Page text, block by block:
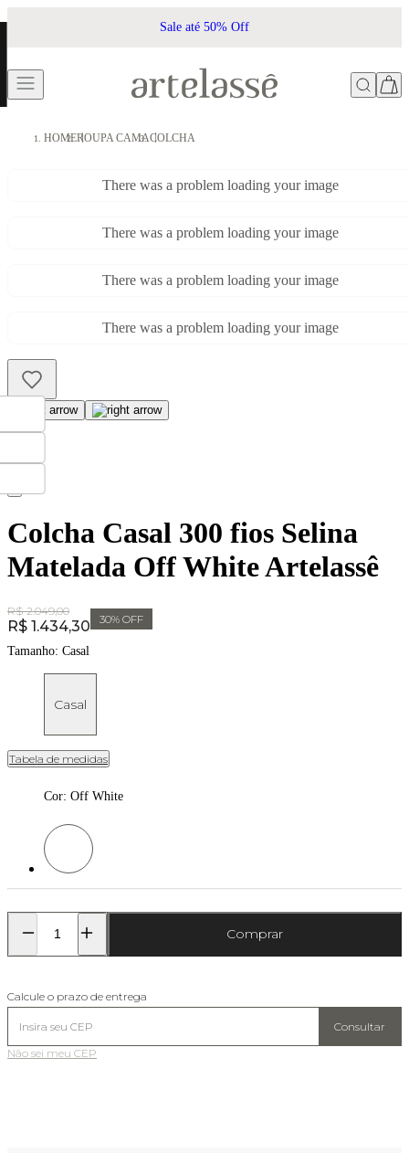
Sale até 50% Off
HOMEROUPA CAMACOLCHA
There was a problem loading your image
There was a problem loading your image
There was a problem loading your image
There was a problem loading your image
Colcha Casal 300 fios Selina
Matelada Off White Artelassê
Original Price:
R$ 2.049,00
Price:
R$ 1.434,30 30% OFF
Tamanho: Casal
Casal
Tabela de medidas
Cor: Off White
Cor: Off White
Comprar
Calcule o prazo de entrega
Consultar
Não sei meu CEP